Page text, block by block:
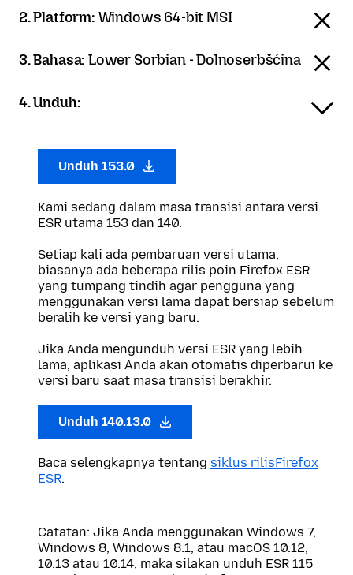
2. Platform: Windows 64-bit MSI
3. Bahasa:Lower Sorbian - Dolnoserbšćina
4. Unduh:
Unduh 153.0
Kami sedang dalam masa transisi antara versi
ESR utama 153 dan 140.
Setiap kali ada pembaruan versi utama,
biasanya ada beberapa rilis poin Firefox ESR
yang tumpang tindih agar pengguna yang
menggunakan versi lama dapat bersiap sebelum
beralih ke versi yang baru.
Jika Anda mengunduh versi ESR yang lebih
lama, aplikasi Anda akan otomatis diperbarui ke
versi baru saat masa transisi berakhir.
Unduh 140.13.0
Baca selengkapnya tentang siklus rilisFirefox
ESR.
Catatan: Jika Anda menggunakan Windows 7,
Windows 8, Windows 8.1, atau macOS 10.12,
10.13 atau 10.14, maka silakan unduh ESR 115